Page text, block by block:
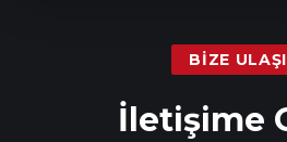
BIZE
İletişime